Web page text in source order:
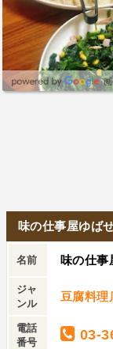
味の仕事屋ゆば
名前 味の仕事
ジャ
ンル
豆腐料理
電話
番号
03-